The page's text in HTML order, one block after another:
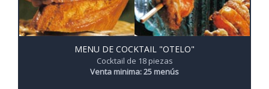
MENU DE COCKTAIL "OTELO"
Cocktail de 18 piezas
Venta minima: 25 menús